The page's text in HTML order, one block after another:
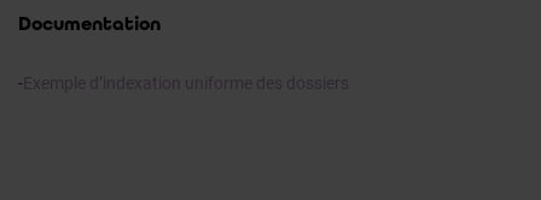
Documentation
-Exemple d’indexation uniforme des dossiers